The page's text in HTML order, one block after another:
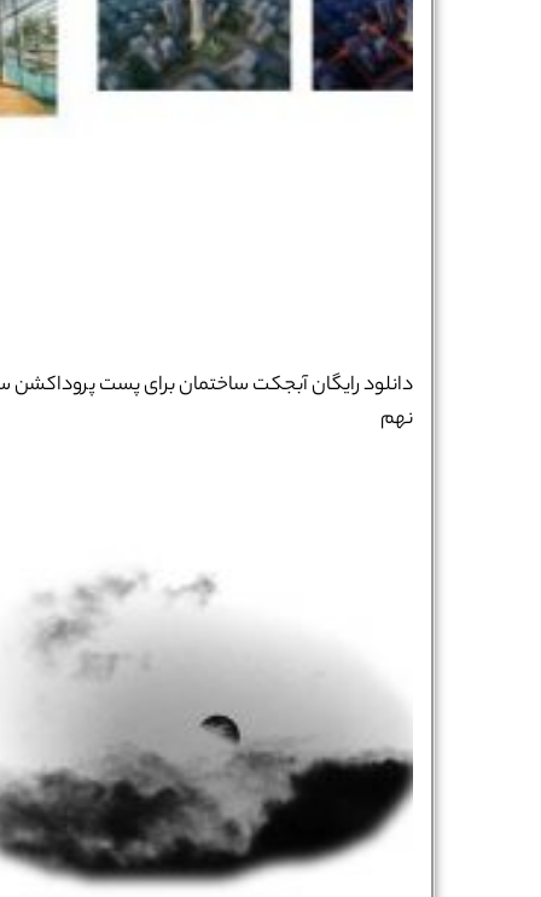
دانلود رایگان آبجکت ساختمان برای پست پروداکشن
نهم